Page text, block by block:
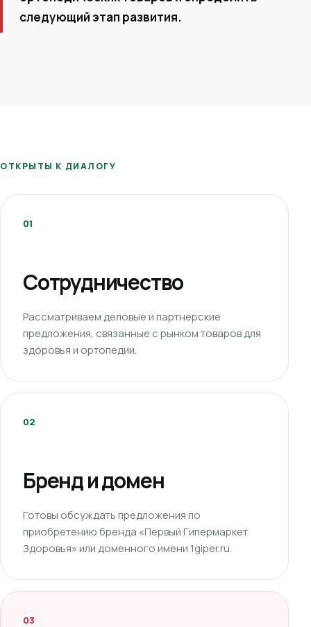
следующий этап развития.
ОТКРЫТЫ К ДИАЛОГУ
01
Сотрудничество
Рассматриваем деловые и партнерские
предложения, связанные с рынком товаров для
здоровья и ортопедии.
02
Бренд и домен
Готовы обсуждать предложения по
приобретению бренда «Первый Гипермаркет
Здоровья» или доменного имени 1giper.ru.
03